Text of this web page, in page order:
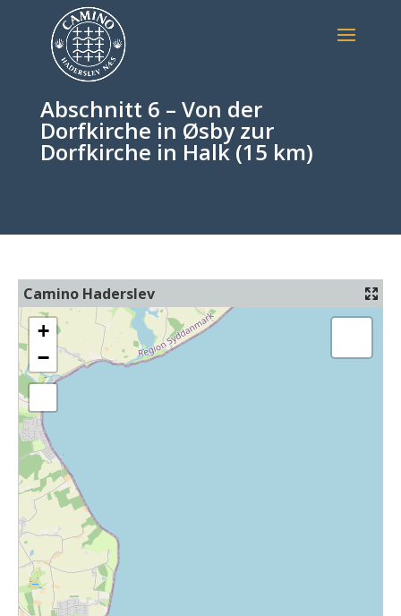
Abschnitt 6 – Von der
Dorfkirche in Øsby zur
Dorfkirche in Halk (15 km)
Camino Haderslev
+
−